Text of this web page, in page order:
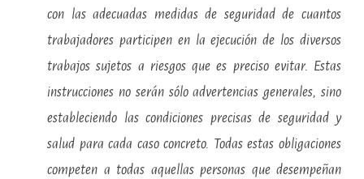
con las adecuadas medidas de seguridad de cuantos
trabajadores participen en la ejecución de los diversos
trabajos sujetos a riesgos que es preciso evitar. Estas
instrucciones no serán sólo advertencias generales, sino
estableciendo las condiciones precisas de seguridad y
salud para cada caso concreto. Todas estas obligaciones
competen a todas aquellas personas que desempeñan